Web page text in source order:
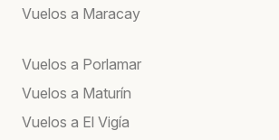
Vuelos a Maracay
Vuelos a Porlamar
Vuelos a Maturín
Vuelos a El Vigía